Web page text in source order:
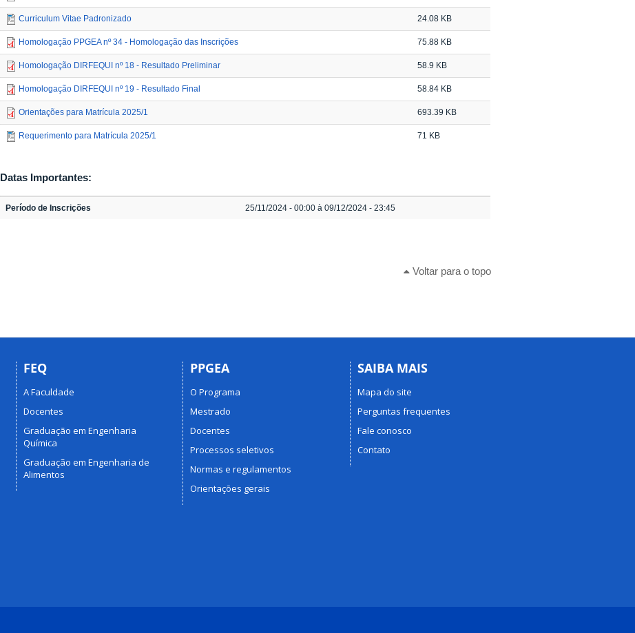
Curriculum Vitae Padronizado 24.08 KB
Homologação PPGEA nº 34 - Homologação das Inscrições 75.88 KB
Homologação DIRFEQUI nº 18 - Resultado Preliminar 58.9 KB
Homologação DIRFEQUI nº 19 - Resultado Final 58.84 KB
Orientações para Matrícula 2025/1 693.39 KB
Requerimento para Matrícula 2025/1 71 KB
Datas Importantes:
Período de Inscrições 25/11/2024 - 00:00 à 09/12/2024 - 23:45
Voltar para o topo
FEQ
A Faculdade
Docentes
Graduação em Engenharia
Química
Graduação em Engenharia de
Alimentos
PPGEA
O Programa
Mestrado
Docentes
Processos seletivos
Normas e regulamentos
Orientações gerais
SAIBA MAIS
Mapa do site
Perguntas frequentes
Fale conosco
Contato